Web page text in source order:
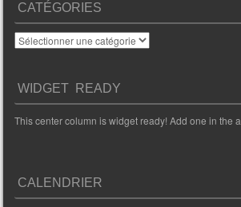
CATÉGORIES
Catégories
WIDGET READY
This center column is widget ready! Add one in the
CALENDRIER